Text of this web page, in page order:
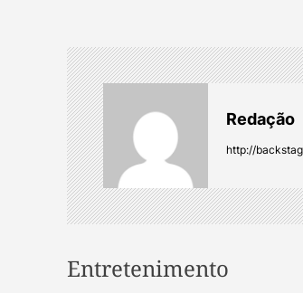
n
a
v
i
Redação
http://
Entretenimento